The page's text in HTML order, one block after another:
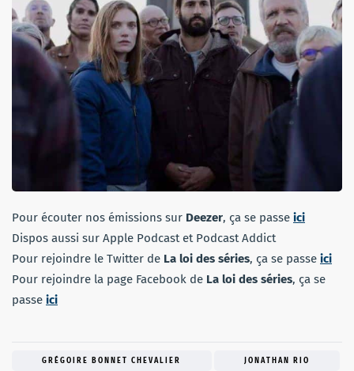
Pour écouter nos émissions sur Deezer, ça se passe ici
Dispos aussi sur Apple Podcast et Podcast Addict
Pour rejoindre le Twitter de La loi des séries, ça se passe ici
Pour rejoindre la page Facebook de La loi des séries, ça se
passe ici
GRÉGOIRE BONNET CHEVALIER JONATHAN RIO